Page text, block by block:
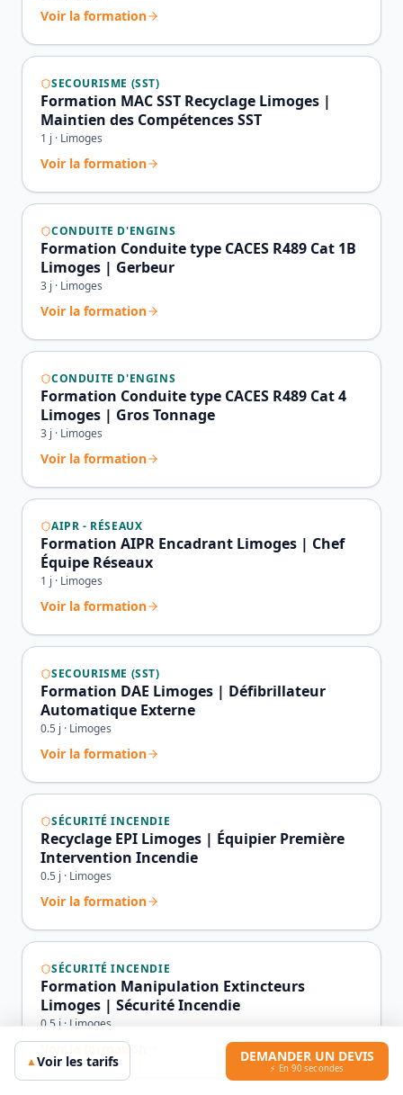
Voir la formation
SECOURISME (SST)
Formation MAC SST Recyclage Limoges |
Maintien des Compétences SST
1 j · Limoges
Voir la formation
CONDUITE D'ENGINS
Formation Conduite type CACES R489 Cat 1B
Limoges | Gerbeur
3 j · Limoges
Voir la formation
CONDUITE D'ENGINS
Formation Conduite type CACES R489 Cat 4
Limoges | Gros Tonnage
3 j · Limoges
Voir la formation
AIPR - RÉSEAUX
Formation AIPR Encadrant Limoges | Chef
Équipe Réseaux
1 j · Limoges
Voir la formation
SECOURISME (SST)
Formation DAE Limoges | Défibrillateur
Automatique Externe
0.5 j · Limoges
Voir la formation
SÉCURITÉ INCENDIE
Recyclage EPI Limoges | Équipier Première
Intervention Incendie
0.5 j · Limoges
Voir la formation
SÉCURITÉ INCENDIE
Formation Manipulation Extincteurs
Limoges | Sécurité Incendie
0.5 j · Limoges
Voir la formation
▲Voir les tarifs DEMANDER UN DEVIS
⚡ En 90 secondes